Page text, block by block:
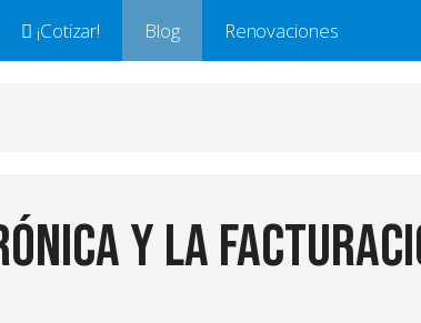
¡Cotizar! Blog Renovaciones
y la